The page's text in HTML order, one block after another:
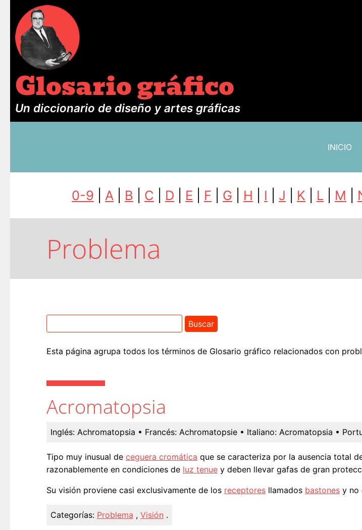
Glosario gráfico
Un diccionario de diseño y artes gráficas
INICIO
0-9 A B C D E F G H I J K L M
Problema
Esta página agrupa todos los términos de Glosario gráfico relacionados con
Acromatopsia
Inglés: Achromatopsia • Francés: Achromatopsie • Italiano: Acromatopsia •
Tipo muy inusual de ceguera cromática que se caracteriza por la ausencia total
razonablemente en condiciones de luz tenue y deben llevar gafas de gran
Su visión proviene casi exclusivamente de los receptores llamados bastones y no
Categorías: Problema , Visión .